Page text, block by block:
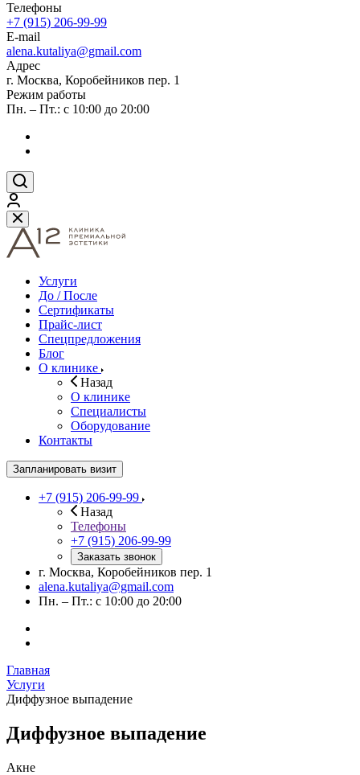
Телефоны
+7 (915) 206-99-99
E-mail
alena.kutaliya@gmail.com
Адрес
г. Москва, Коробейников пер. 1
Режим работы
Пн. – Пт.: с 10:00 до 20:00
Услуги
До / После
Сертификаты
Прайс-лист
Спецпредложения
Блог
О клинике
Назад
О клинике
Специалисты
Оборудование
Контакты
Запланировать визит
+7 (915) 206-99-99
Назад
Телефоны
+7 (915) 206-99-99
Заказать звонок
г. Москва, Коробейников пер. 1
alena.kutaliya@gmail.com
Пн. – Пт.: с 10:00 до 20:00
Главная
Услуги
Диффузное выпадение
Диффузное выпадение
Акне